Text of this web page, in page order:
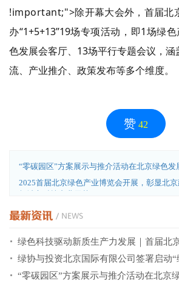
!important;">除开幕大会外，首届北
办“1+5+13”19场专项活动，即1场绿
色发展会客厅、13场平行专题会议，
流、产业推介、政策发布等多个维度。
赞 42
“零碳园区”方案展示与推介活动在北京绿色发
2025首届北京绿色产业博览会开展，彰显北
杆城市科技产业示范！..
绿色科技驱动新质生产力发展｜首届北
绿协与投资北京国际有限公司签署启动“
“零碳园区”方案展示与推介活动在北京